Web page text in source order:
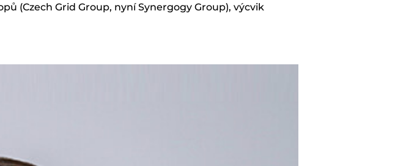
(Czech Grid Group, nyní Synergogy Group), výcvik